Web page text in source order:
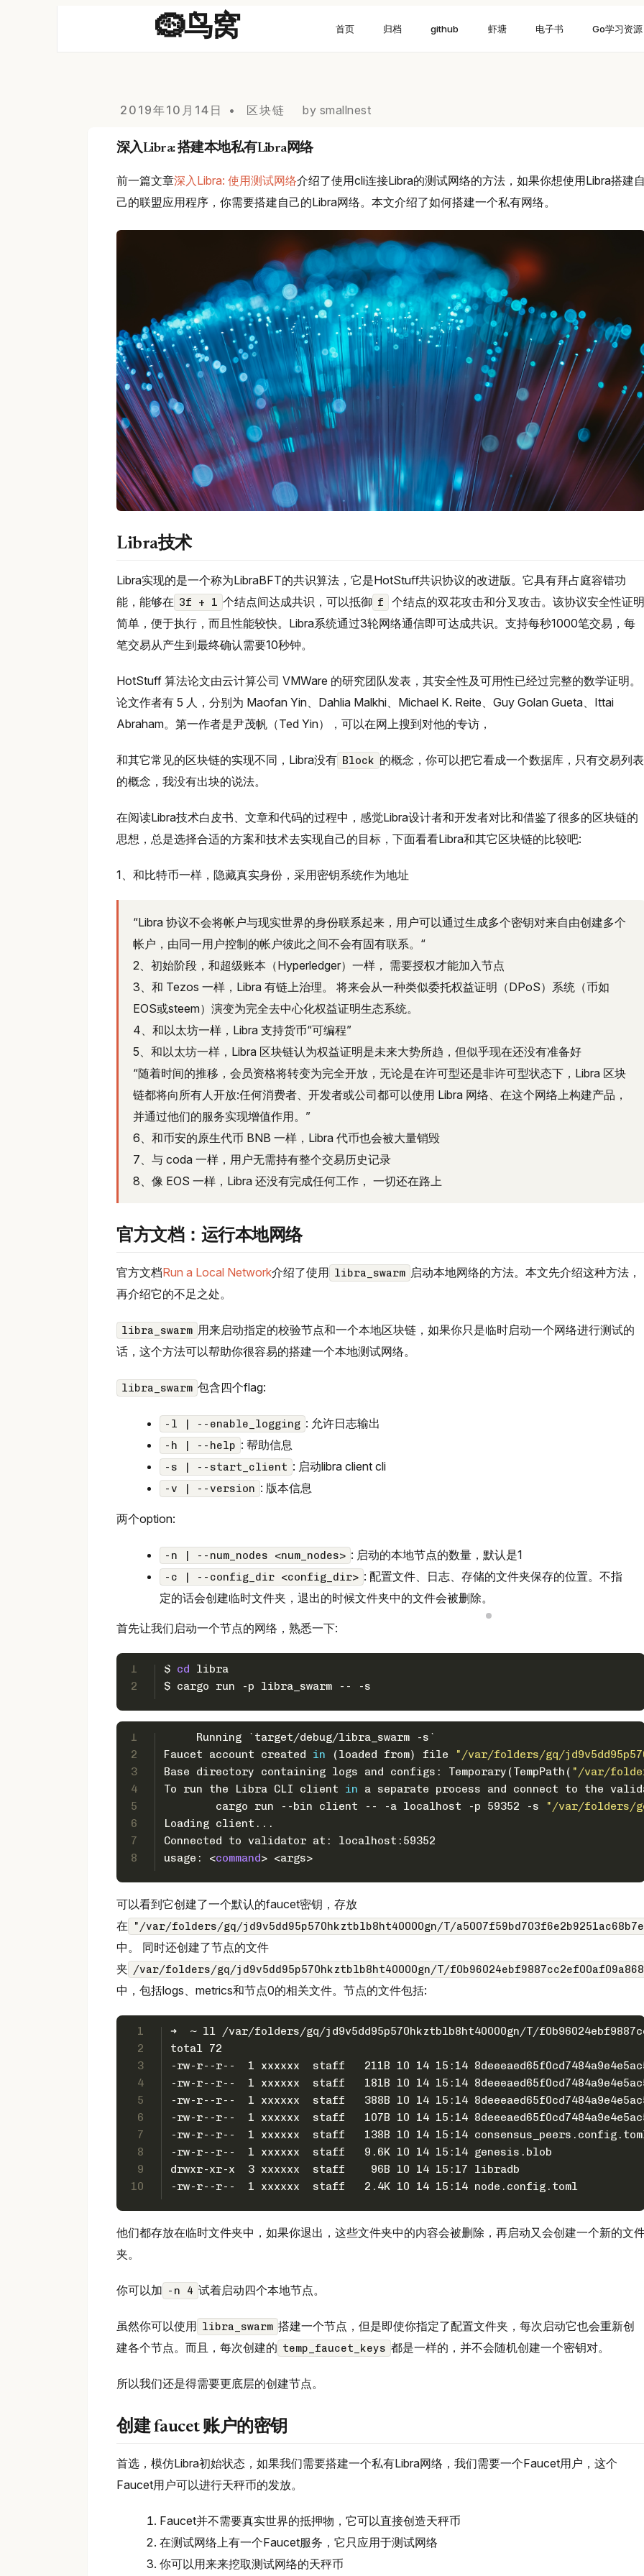
🪹鸟窝 首页 归档 github 虾塘 电子书 Go学习资源
2019年10月14日 区块链 by smallnest
深入Libra: 搭建本地私有Libra网络
前一篇文章深入Libra: 使用测试网络介绍了使用cli连接Libra的测试网络的方法，如果你想使用Libra搭建
己的联盟应用程序，你需要搭建自己的Libra网络。本文介绍了如何搭建一个私有网络。
Libra技术
Libra实现的是一个称为LibraBFT的共识算法，它是HotStuﬀ共识协议的改进版。它具有拜占庭容错功
能，能够在 3f + 1 个结点间达成共识，可以抵御 f
个结点的双花攻击和分叉攻击。该协议安全性证明
简单，便于执行，而且性能较快。Libra系统通过3轮网络通信即可达成共识。支持每秒1000笔交易，每
笔交易从产生到最终确认需要10秒钟。
HotStuff 算法论文由云计算公司 VMWare 的研究团队发表，其安全性及可用性已经过完整的数学证明。
论文作者有 5 人，分别为 Maofan Yin、Dahlia Malkhi、Michael K. Reite、Guy Golan Gueta、Ittai
Abraham。第一作者是尹茂帆（Ted Yin），可以在网上搜到对他的专访，
和其它常见的区块链的实现不同，Libra没有 Block 的概念，你可以把它看成一个数据库，只有交易列表
的概念，我没有出块的说法。
在阅读Libra技术白皮书、文章和代码的过程中，感觉Libra设计者和开发者对比和借鉴了很多的区块链的
思想，总是选择合适的方案和技术去实现自己的目标，下面看看Libra和其它区块链的比较吧:
1、和比特币一样，隐藏真实身份，采用密钥系统作为地址
“Libra 协议不会将帐户与现实世界的身份联系起来，用户可以通过生成多个密钥对来自由创建多个
帐户，由同一用户控制的帐户彼此之间不会有固有联系。“
2、初始阶段，和超级账本（Hyperledger）一样， 需要授权才能加入节点
3、和 Tezos 一样，Libra 有链上治理。 将来会从一种类似委托权益证明（DPoS）系统（币如
EOS或steem）演变为完全去中心化权益证明生态系统。
4、和以太坊一样，Libra 支持货币“可编程”
5、和以太坊一样，Libra 区块链认为权益证明是未来大势所趋，但似乎现在还没有准备好
“随着时间的推移，会员资格将转变为完全开放，无论是在许可型还是非许可型状态下，Libra 区块
链都将向所有人开放:任何消费者、开发者或公司都可以使用 Libra 网络、在这个网络上构建产品，
并通过他们的服务实现增值作用。”
6、和币安的原生代币 BNB 一样，Libra 代币也会被大量销毁
7、与 coda 一样，用户无需持有整个交易历史记录
8、像 EOS 一样，Libra 还没有完成任何工作， 一切还在路上
官方文档：运行本地网络
官方文档Run a Local Network介绍了使用 libra_swarm 启动本地网络的方法。本文先介绍这种方法，
再介绍它的不足之处。
libra_swarm 用来启动指定的校验节点和一个本地区块链，如果你只是临时启动一个网络进行测试的
话，这个方法可以帮助你很容易的搭建一个本地测试网络。
libra_swarm 包含四个flag:
-l | --enable_logging : 允许日志输出
-h | --help : 帮助信息
-s | --start_client : 启动libra client cli
-v | --version : 版本信息
两个option:
-n | --num_nodes <num_nodes> : 启动的本地节点的数量，默认是1
-c | --config_dir <config_dir> : 配置文件、日志、存储的文件夹保存的位置。不指
定的话会创建临时文件夹，退出的时候文件夹中的文件会被删除。
首先让我们启动一个节点的网络，熟悉一下:
1
2
$ cd
libra
$ cargo run -p libra_swarm -- -s
1
2
3
4
5
6
7
8
     Running `target/debug/libra_swarm -s`
Faucet account created in (loaded from) file
"/var/folders/gq/
Base directory containing logs and configs: Temporary(TempPath( "/var/
To run the Libra CLI client in a separate process and connect to the
	cargo run --bin client -- -a localhost -p 59352 -s
"/var/folders/
Loading client...
Connected to validator at: localhost:59352
usage: <command> <args>
可以看到它创建了一个默认的faucet密钥，存放
在
"/var/folders/gq/jd9v5dd95p570hkztblb8ht40000gn/T/
中。 同时还创建了节点的文件
夹 /var/folders/gq/jd9v5dd95p570hkztblb8ht40000gn/T/
中，包括logs、metrics和节点0的相关文件。节点的文件包括:
1
2
3
4
5
6
7
8
9
10
➜  ~ ll /var/folders/gq/jd9v5dd95p570hkztblb8ht40000gn/T/
total 72
-rw-r--r--  1 xxxxxx  staff   211B 10 14 15:14
-rw-r--r--  1 xxxxxx  staff   181B 10 14 15:14
-rw-r--r--  1 xxxxxx  staff   388B 10 14 15:14
-rw-r--r--  1 xxxxxx  staff   107B 10 14 15:14
-rw-r--r--  1 xxxxxx  staff   138B 10 14 15:14
-rw-r--r--  1 xxxxxx  staff   9.6K 10 14 15:14 genesis.blob
drwxr-xr-x  3 xxxxxx  staff    96B 10 14 15:17 libradb
-rw-r--r--  1 xxxxxx  staff   2.4K 10 14 15:14 node.config.toml
他们都存放在临时文件夹中，如果你退出，这些文件夹中的内容会被删除，再启动又会创建一个新的文
夹。
你可以加 -n 4 试着启动四个本地节点。
虽然你可以使用 libra_swarm 搭建一个节点，但是即使你指定了配置文件夹，每次启动它也会重新创
建各个节点。而且，每次创建的 temp_faucet_keys 都是一样的，并不会随机创建一个密钥对。
所以我们还是得需要更底层的创建节点。
创建 faucet 账户的密钥
首选，模仿Libra初始状态，如果我们需要搭建一个私有Libra网络，我们需要一个Faucet用户，这个
Faucet用户可以进行天秤币的发放。
Faucet并不需要真实世界的抵押物，它可以直接创造天秤币
在测试网络上有一个Faucet服务，它只应用于测试网络
你可以用来来挖取测试网络的天秤币